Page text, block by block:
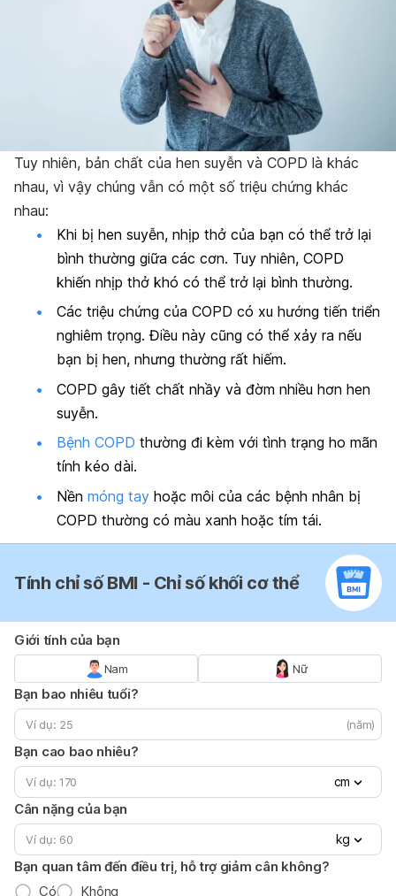
Tuy nhiên, bản chất của hen suyễn và COPD là khác
nhau, vì vậy chúng vẫn có một số triệu chứng khác
nhau:
Khi bị hen suyễn, nhịp thở của bạn có thể trở lại
bình thường giữa các cơn. Tuy nhiên, COPD
khiến nhịp thở khó có thể trở lại bình thường.
Các triệu chứng của COPD có xu hướng tiến triển
nghiêm trọng. Điều này cũng có thể xảy ra nếu
bạn bị hen, nhưng thường rất hiếm.
COPD gây tiết chất nhầy và đờm nhiều hơn hen
suyễn.
Bệnh COPD thường đi kèm với tình trạng ho mãn
tính kéo dài.
Nền móng tay hoặc môi của các bệnh nhân bị
COPD thường có màu xanh hoặc tím tái.
Tính chỉ số BMI - Chỉ số khối cơ thể
Giới tính của bạn
Nam Nữ
Bạn bao nhiêu tuổi?
(năm)
Bạn cao bao nhiêu?
cm
Cân nặng của bạn
kg
Bạn quan tâm đến điều trị, hỗ trợ giảm cân không?
Có
Không